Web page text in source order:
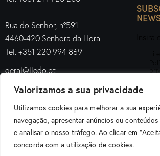
Valorizamos a sua privacidade
Utilizamos cookies para melhorar a sua
navegação, apresentar anúncios ou
e analisar o nosso tráfego. Ao clicar em
concorda com a utilização de cookies.
Rua do Senhor, nº591
4460-420 Senhora da Hora
Tel. +351 220 994 869
geral@lledo.pt
Lledo Iluminação Portugal © 2026. Todos os